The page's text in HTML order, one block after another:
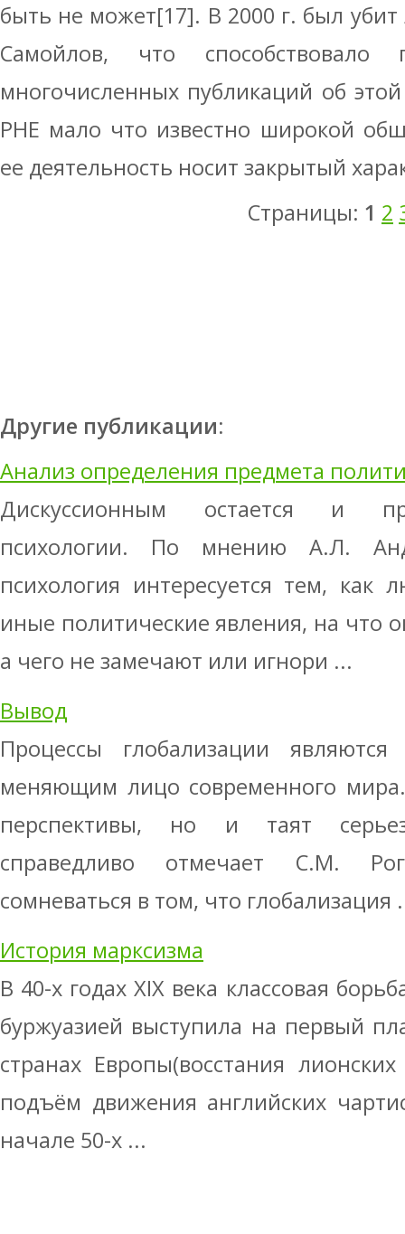
быть не может[17]. В 2000 г. был
Самойлов, что
многочисленных публикаций об
РНЕ мало что известно широкой
ее деятельность носит закрытый
Страницы: 1 2
Другие публикации:
Анализ определения предмета
Дискуссионным остается и
психологии. По мнению А.Л.
психология интересуется тем,
иные политические явления, на что
а чего не замечают или игнори ...
Вывод
Процессы глобализации
меня­ющим лицо современного
перспективы, но и таят
справедливо отмечает С.М.
сомневаться в том, что глобализация
История марксизма
В 40-х годах XIX века классовая
буржуазией выступила на первый
странах Европы(восстания
подъём движения английских
начале 50-х ...